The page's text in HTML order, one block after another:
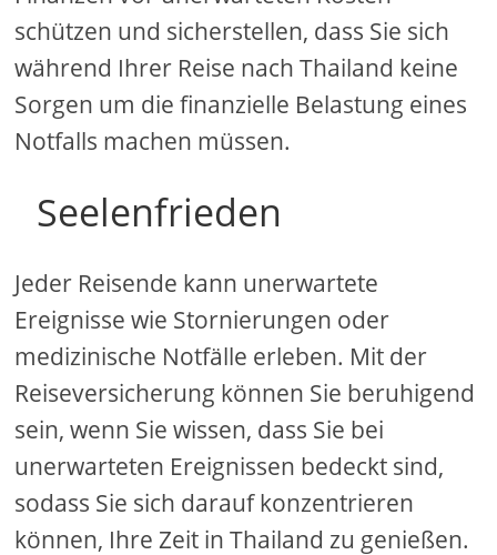
schützen und sicherstellen, dass Sie sich
während Ihrer Reise nach Thailand keine
Sorgen um die finanzielle Belastung eines
Notfalls machen müssen.
Seelenfrieden
Jeder Reisende kann unerwartete
Ereignisse wie Stornierungen oder
medizinische Notfälle erleben. Mit der
Reiseversicherung können Sie beruhigend
sein, wenn Sie wissen, dass Sie bei
unerwarteten Ereignissen bedeckt sind,
sodass Sie sich darauf konzentrieren
können, Ihre Zeit in Thailand zu genießen.